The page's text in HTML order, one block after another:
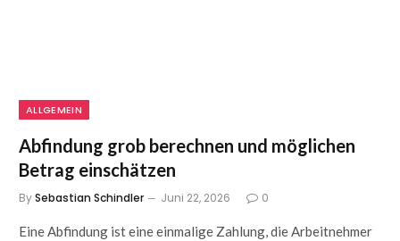
ALLGEMEIN
Abfindung grob berechnen und möglichen
Betrag einschätzen
BySebastian Schindler Juni 22, 2026 0
Eine Abfindung ist eine einmalige Zahlung, die Arbeitnehmer